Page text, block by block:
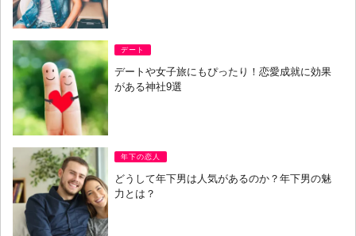
デート
デートや女子旅にもぴったり！恋愛成就に効果
がある神社9選
年下の恋人
どうして年下男は人気があるのか？年下男の魅
力とは？